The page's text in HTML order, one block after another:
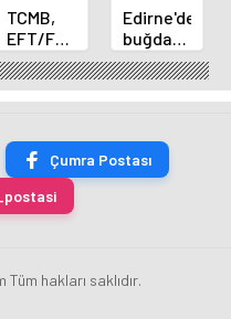
TCMB,
EFT/FAST
işlemleri
için
fazla
uygulamasını
kaldırdı
Edirne'de
buğday
ve arpa
ekim
sezonu
erdi
Çumra Postası
hakları saklıdır.